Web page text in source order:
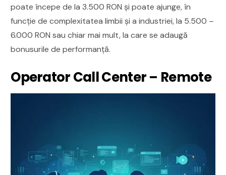
poate începe de la 3.500 RON și poate ajunge, în
funcție de complexitatea limbii și a industriei, la 5.500 –
6.000 RON sau chiar mai mult, la care se adaugă
bonusurile de performanță.
Operator Call Center – Remote